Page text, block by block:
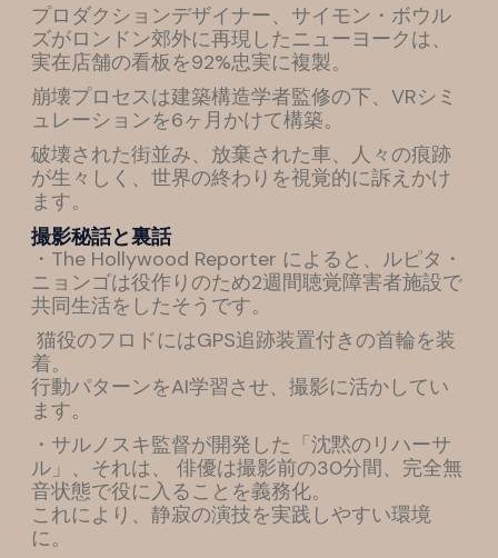
プロダクションデザイナー、サイモン・ボウル
ズがロンドン郊外に再現したニューヨークは、
実在店舗の看板を92%忠実に複製。
崩壊プロセスは建築構造学者監修の下、VRシミ
ュレーションを6ヶ月かけて構築。
破壊された街並み、放棄された車、人々の痕跡
が生々しく、世界の終わりを視覚的に訴えかけ
ます。
撮影秘話と裏話
・The Hollywood Reporter によると、ルピタ・
ニョンゴは役作りのため2週間聴覚障害者施設で
共同生活をしたそうです。
猫役のフロドにはGPS追跡装置付きの首輪を装
着。
行動パターンをAI学習させ、撮影に活かしてい
ます。
・サルノスキ監督が開発した「沈黙のリハーサ
ル」、それは、 俳優は撮影前の30分間、完全無
音状態で役に入ることを義務化。
これにより、静寂の演技を実践しやすい環境
に。